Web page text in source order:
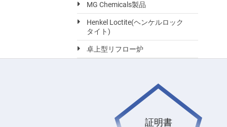
MG Chemicals製品
Henkel Loctite(ヘンケルロック
タイト)
卓上型リフロー炉
証明書